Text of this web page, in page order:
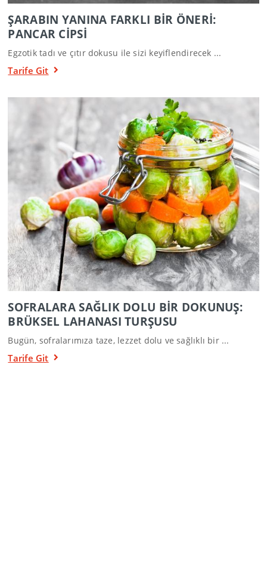
ŞARABIN YANINA FARKLI BİR ÖNERİ:
PANCAR CİPSİ
Egzotik tadı ve çıtır dokusu ile sizi keyiflendirecek ...
Tarife Git
SOFRALARA SAĞLIK DOLU BİR DOKUNUŞ:
BRÜKSEL LAHANASI TURŞUSU
Bugün, sofralarımıza taze, lezzet dolu ve sağlıklı bir ...
Tarife Git